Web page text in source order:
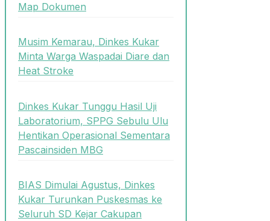
Map Dokumen
Musim Kemarau, Dinkes Kukar
Minta Warga Waspadai Diare dan
Heat Stroke
Dinkes Kukar Tunggu Hasil Uji
Laboratorium, SPPG Sebulu Ulu
Hentikan Operasional Sementara
Pascainsiden MBG
BIAS Dimulai Agustus, Dinkes
Kukar Turunkan Puskesmas ke
Seluruh SD Kejar Cakupan